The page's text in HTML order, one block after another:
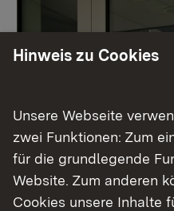
Ausbildung zur
Hinweis zu Cookies
Unsere Webseite
zwei Funktionen: Zum
für die grundlegende
Website. Zum anderen
Cookies unsere Inhalte